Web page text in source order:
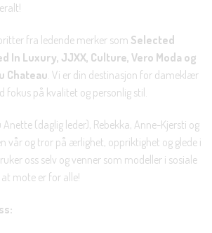
fra ledende merker som Selected
In Luxury, JJXX, Culture, Vero Moda og
Chateau. Vi er din destinasjon for dameklær
fokus på kvalitet og personlig stil.
(daglig leder), Rebekka, Anne-Kjersti og
vår og tror på ærlighet, oppriktighet og glede i
oss selv og venner som modeller i sosiale
mote er for alle!